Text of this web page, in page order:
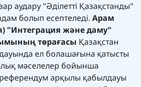
аудару "Әділетті Қазақстанды"
болып есептеледі. Арам
"Интеграция және даму"
төрағасы Қазақстан
ел болашағына қатысты
мәселелер бойынша
арқылы қабылдауы